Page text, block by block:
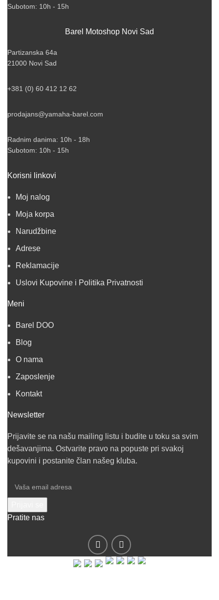
Subotom: 10h - 15h
Barel Motoshop Novi Sad
Partizanska 64a
21000 Novi Sad
+381 (0) 60 412 12 62
prodajans@yamaha-barel.com
Radnim danima: 10h - 18h
Subotom: 10h - 15h
Korisni linkovi
Moj nalog
Moja korpa
Narudžbine
Adrese
Reklamacije
Uslovi Kupovine i Politika Privatnosti
Meni
Barel DOO
Blog
O nama
Zaposlenje
Kontakt
Newsletter
Prijavite se na našu mailing listu i budite u toku sa svim
dešavanjima. Ostvarite pravo na popuste pri svakoj
kupovini i postanite član našeg kluba.
Pratite nas